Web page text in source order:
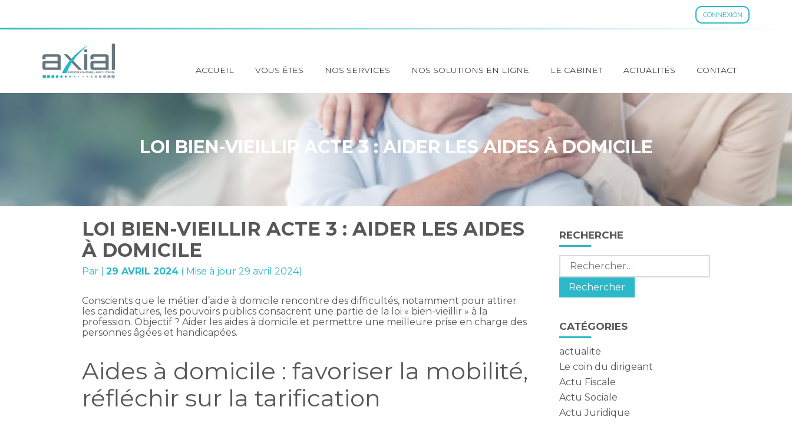
CONNEXION
au
Principal
ACCUEIL VOUS ÊTES NOS SERVICES NOS SOLUTIONS EN LIGNE LE CABINET ACTUALITÉS CONTACT
LOI BIEN-VIEILLIR ACTE 3 : AIDER LES AIDES À DOMICILE
LOI BIEN-VIEILLIR ACTE 3 : AIDER LES AIDES
À DOMICILE
Par |29 AVRIL 2024 ( Mise à jour 29 avril 2024)
Conscients que le métier d’aide à domicile rencontre des difficultés, notamment pour attirer
les candidatures, les pouvoirs publics consacrent une partie de la loi « bien-vieillir » à la
profession. Objectif ? Aider les aides à domicile et permettre une meilleure prise en charge des
personnes âgées et handicapées.
Aides à domicile : favoriser la mobilité,
réfléchir sur la tarification
Blog
sidebar
RECHERCHE
Rechercher :
CATÉGORIES
actualite
Le coin du dirigeant
Actu Fiscale
Actu Sociale
Actu Juridique